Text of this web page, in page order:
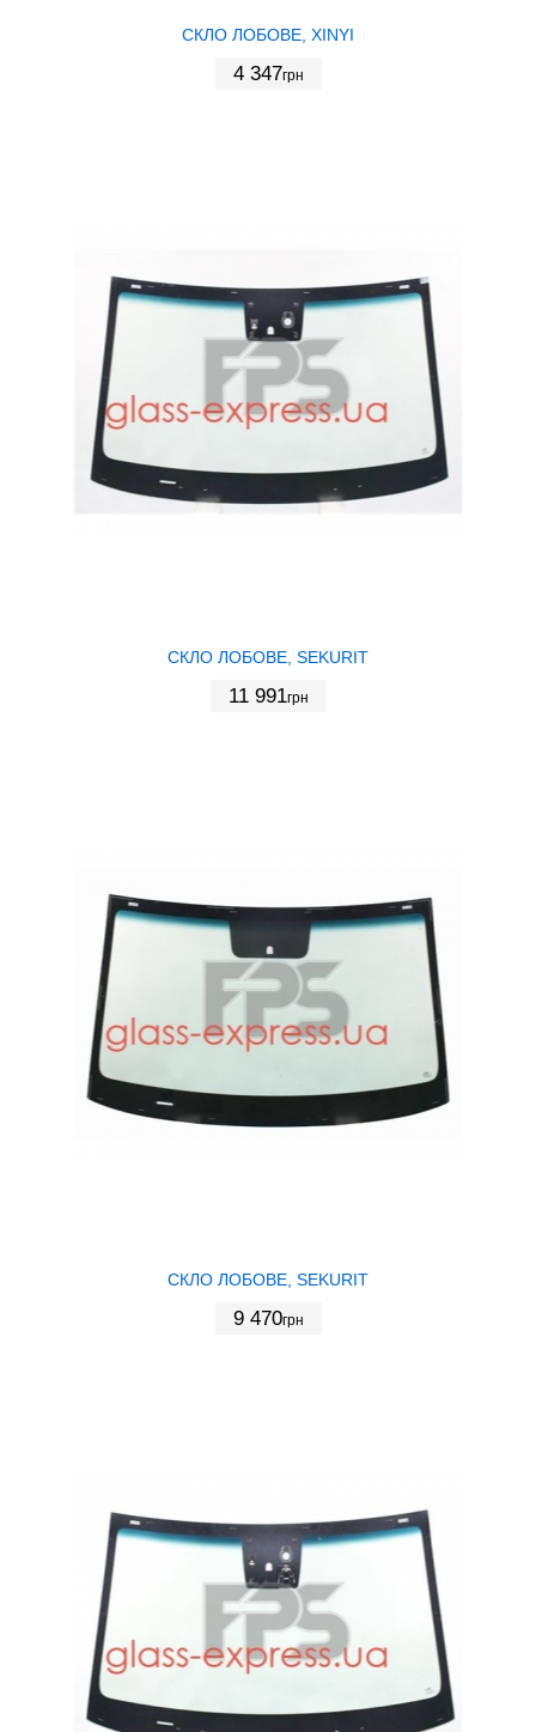
СКЛО ЛОБОВЕ, XINYI
4 347грн
СКЛО ЛОБОВЕ, SEKURIT
11 991грн
СКЛО ЛОБОВЕ, SEKURIT
9 470грн